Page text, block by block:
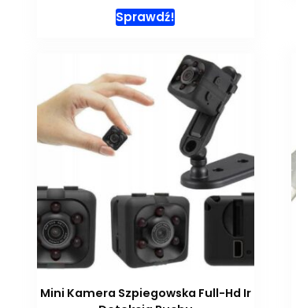
Sprawdź!
Mini Kamera Szpiegowska Full-Hd Ir